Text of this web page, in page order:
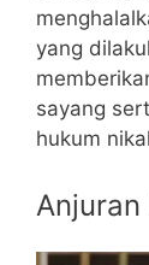
yang
sayang
hukum